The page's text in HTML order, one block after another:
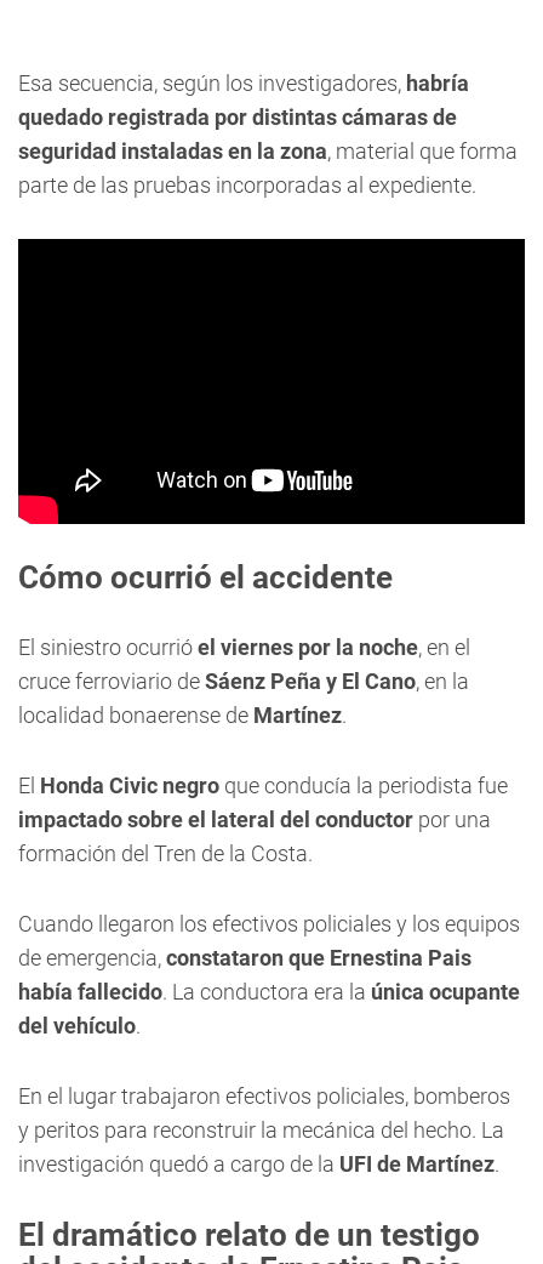
Esa secuencia, según los investigadores, habría
quedado registrada por distintas cámaras de
seguridad instaladas en la zona, material que forma
parte de las pruebas incorporadas al expediente.
Cómo ocurrió el accidente
El siniestro ocurrióel viernes por la noche, en el
cruce ferroviario deSáenz Peña y El Cano, en la
localidad bonaerense de Martínez.
El Honda Civic negro que conducía la periodista fue
impactado sobre el lateral del conductor por una
formación del Tren de la Costa.
Cuando llegaron los efectivos policiales y los equipos
de emergencia,constataron que Ernestina Pais
había fallecido. La conductora era la única ocupante
del vehículo.
En el lugar trabajaron efectivos policiales, bomberos
y peritos para reconstruir la mecánica del hecho. La
investigación quedó a cargo de la UFI de Martínez.
El dramático relato de un testigo